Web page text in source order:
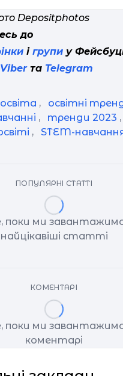
Depositphotos
до
і групи у
Viberта Telegram
, освітні
, тренди 2023 ,
, STEM-
ПОПУЛЯРНІ СТАТТІ
поки ми
найцікавіші статті
КОМЕНТАРІ
поки ми
коментарі